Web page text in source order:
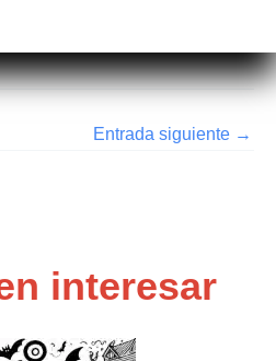
Entrada siguiente →
interesar